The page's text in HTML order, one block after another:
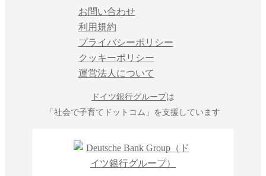
お問い合わせ
利用規約
プライバシーポリシー
クッキーポリシー
運営法人について
ドイツ銀行グループは
「社会で子育てドットコム」を支援しています